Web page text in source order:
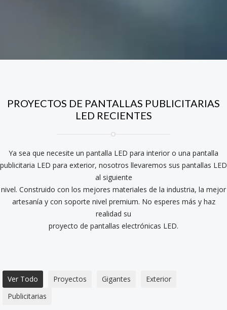
PROYECTOS DE PANTALLAS PUBLICITARIAS
LED RECIENTES
Ya sea que necesite un pantalla LED para interior o una pantalla
publicitaria LED para exterior, nosotros llevaremos sus pantallas LED
al siguiente
nivel. Construido con los mejores materiales de la industria, la mejor
artesanía y con soporte nivel premium. No esperes más y haz
realidad su
proyecto de pantallas electrónicas LED.
Ver Todo Proyectos Gigantes
Exterior
Publicitarias